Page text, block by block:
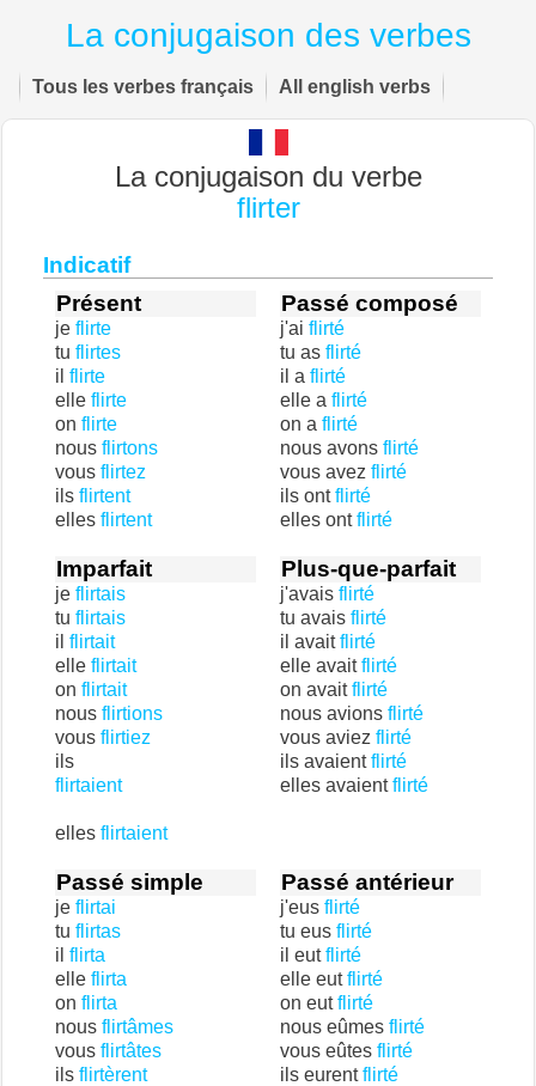
La conjugaison des verbes
Tous les verbes français All english verbs
La conjugaison du verbe
flirter
Indicatif
Présent
je flirte
tu flirtes
il flirte
elle flirte
on flirte
nous flirtons
vous flirtez
ils flirtent
elles flirtent
Passé composé
j'ai flirté
tu as flirté
il a flirté
elle a flirté
on a flirté
nous avons flirté
vous avez flirté
ils ontflirté
elles ontflirté
Imparfait
je flirtais
tu flirtais
il flirtait
elle flirtait
on flirtait
nous flirtions
vous flirtiez
ils
flirtaient
elles flirtaient
Plus-que-parfait
j'avais flirté
tu avais flirté
il avaitflirté
elle avaitflirté
on avaitflirté
nous avions flirté
vous aviez flirté
ils avaientflirté
elles avaientflirté
Passé simple
je flirtai
tu flirtas
il flirta
elle flirta
on flirta
nous flirtâmes
vous flirtâtes
ils flirtèrent
Passé antérieur
j'eus flirté
tu eus flirté
il eutflirté
elle eutflirté
on eutflirté
nous eûmes flirté
vous eûtes flirté
ils eurentflirté